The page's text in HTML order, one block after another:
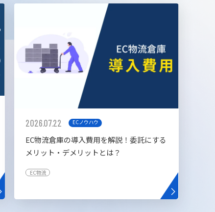
2026.07.22 ECノウハウ
EC物流倉庫の導入費用を解説！委託にする
メリット・デメリットとは？
EC物流